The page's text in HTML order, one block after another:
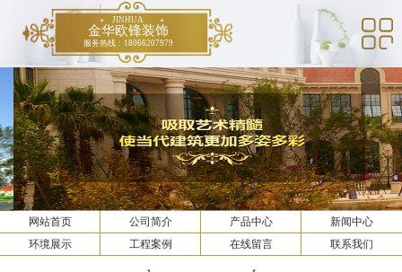
JINHUA
金华欧锋装饰
服务热线：18066207979
网站首页 公司简介 产品中心
新闻中心
环境展示
工程案例 在线留言 联系我们